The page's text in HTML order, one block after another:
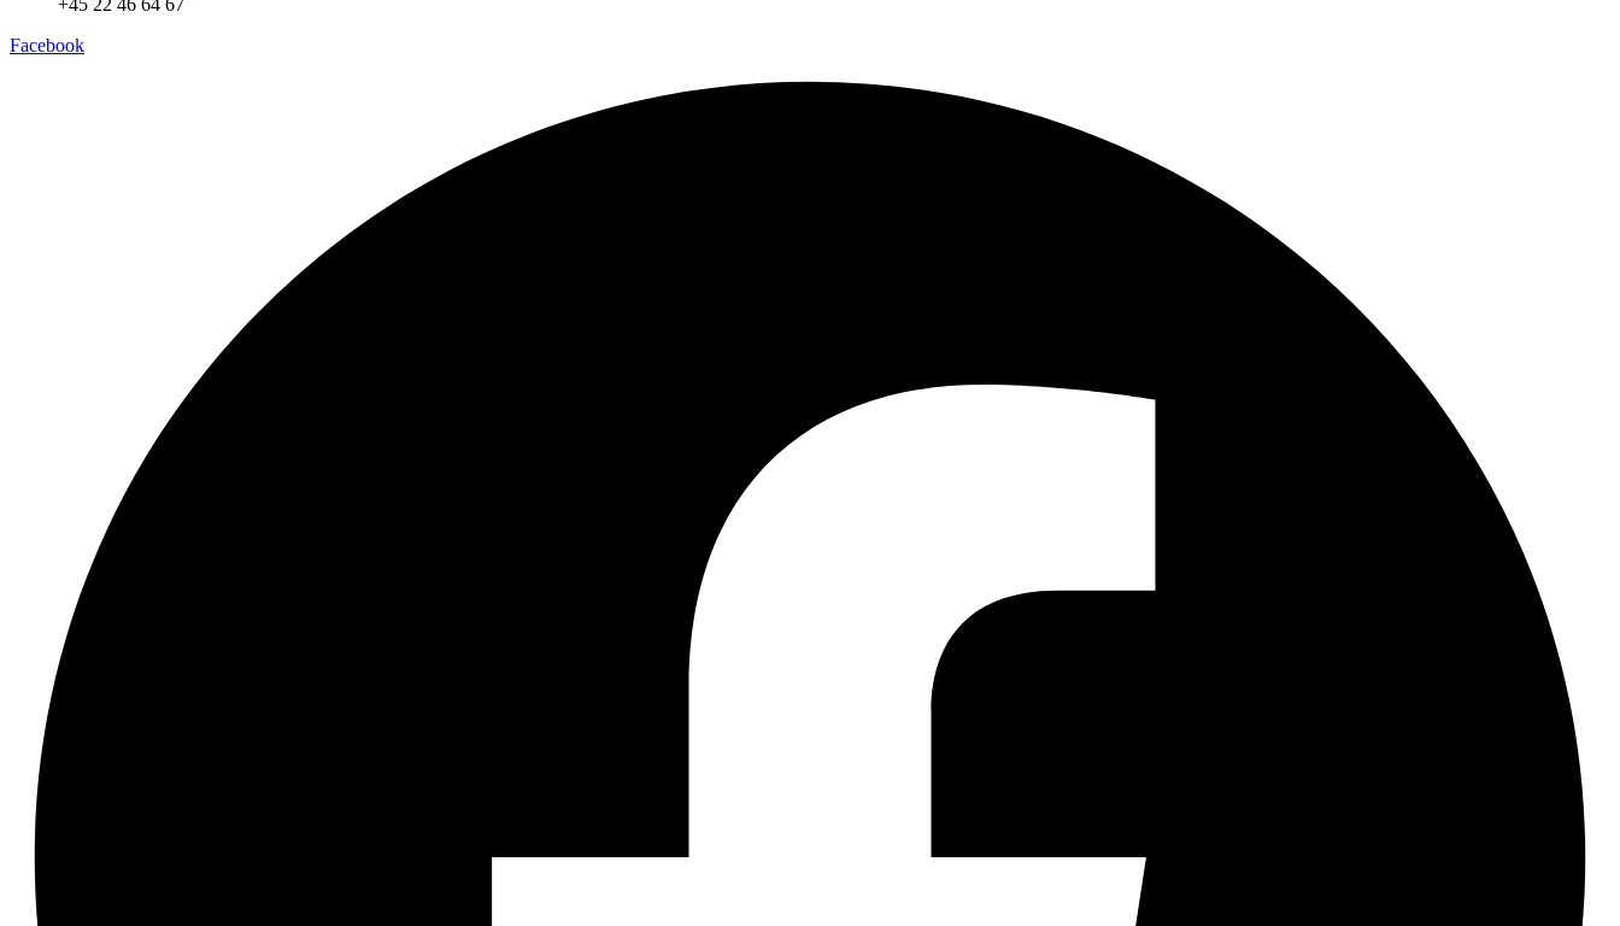
+45 22 46 64 67
Facebook